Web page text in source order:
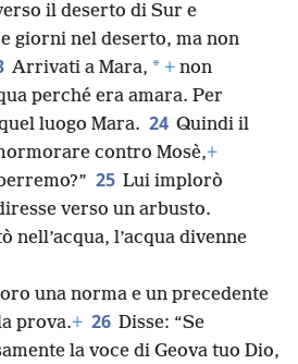
il deserto di Sur e
giorni nel deserto, ma non
Arrivati a Mara, * + non
perché era amara. Per
luogo Mara. 24 Quindi il
contro Mosè,+
25 Lui implorò
verso un arbusto.
nell’acqua, l’acqua divenne
una norma e un precedente
prova.+ 26 Disse: “Se
la voce di Geova tuo Dio,